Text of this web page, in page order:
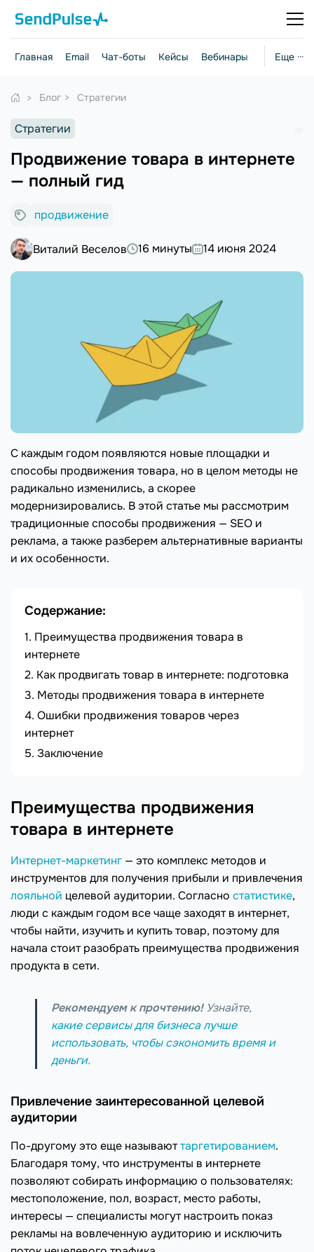
Еще ···
Главная Email Чат-боты Кейсы Вебинары Стратегии
Блог Стратегии
Стратегии
Продвижение товара в интернете
— полный гид
продвижение
Виталий Веселов 16 минуты 14 июня 2024
С каждым годом появляются новые площадки и
способы продвижения товара, но в целом методы не
радикально изменились, а скорее
модернизировались. В этой статье мы рассмотрим
традиционные способы продвижения — SEO и
реклама, а также разберем альтернативные варианты
и их особенности.
Содержание:
Преимущества продвижения товара в
интернете
Как продвигать товар в интернете: подготовка
Методы продвижения товара в интернете
Ошибки продвижения товаров через
интернет
Заключение
Преимущества продвижения
товара в интернете
Интернет-маркетинг — это комплекс методов и
инструментов для получения прибыли и привлечения
лояльной целевой аудитории. Согласно статистике,
люди с каждым годом все чаще заходят в интернет,
чтобы найти, изучить и купить товар, поэтому для
начала стоит разобрать преимущества продвижения
продукта в сети.
Рекомендуем к прочтению! Узнайте,
какие сервисы для бизнеса лучше
использовать, чтобы сэкономить время и
деньги.
Привлечение заинтересованной целевой
аудитории
По-другому это еще называюттаргетированием.
Благодаря тому, что инструменты в интернете
позволяют собирать информацию о пользователях:
местоположение, пол, возраст, место работы,
интересы — специалисты могут настроить показ
рекламы на вовлеченную аудиторию и исключить